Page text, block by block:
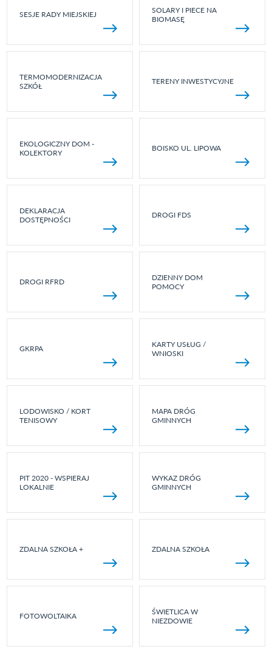
SESJE RADY MIEJSKIEJ
SOLARY I PIECE NA
BIOMASĘ
TERMOMODERNIZACJA
SZKÓŁ
TERENY INWESTYCYJNE
EKOLOGICZNY DOM -
KOLEKTORY
BOISKO UL. LIPOWA
DEKLARACJA
DOSTĘPNOŚCI
DROGI FDS
DROGI RFRD
DZIENNY DOM
POMOCY
GKRPA
KARTY USŁUG /
WNIOSKI
LODOWISKO / KORT
TENISOWY
MAPA DRÓG
GMINNYCH
PIT 2020 - WSPIERAJ
LOKALNIE
WYKAZ DRÓG
GMINNYCH
ZDALNA SZKOŁA + ZDALNA SZKOŁA
FOTOWOLTAIKA
ŚWIETLICA W
NIEZDOWIE